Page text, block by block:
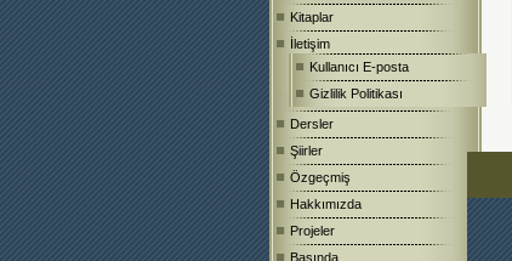
Kitaplar
İletişim
Kullanıcı E-posta
Gizlilik Politikası
Dersler
Şiirler
Özgeçmiş
Hakkımızda
Projeler
Basında